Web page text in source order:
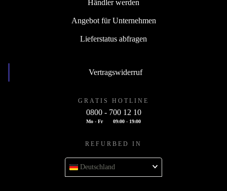
Händler werden
Angebot für Unternehmen
Lieferstatus abfragen
Vertragswiderruf
GRATIS HOTLINE
0800 - 700 12 10
Mo - Fr 09:00 - 19:00
REFURBED IN
Deutschland